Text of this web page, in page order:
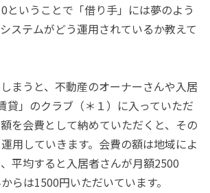
ということで「借り手」には夢のよう
ステムがどう運用されているか教えて
まうと、不動産のオーナーさんや入居
貸」のクラブ（＊１）に入っていただ
を会費として納めていただくと、その
用していきます。会費の額は地域によ
平均すると入居者さんが月額2500
らは1500円いただいています。